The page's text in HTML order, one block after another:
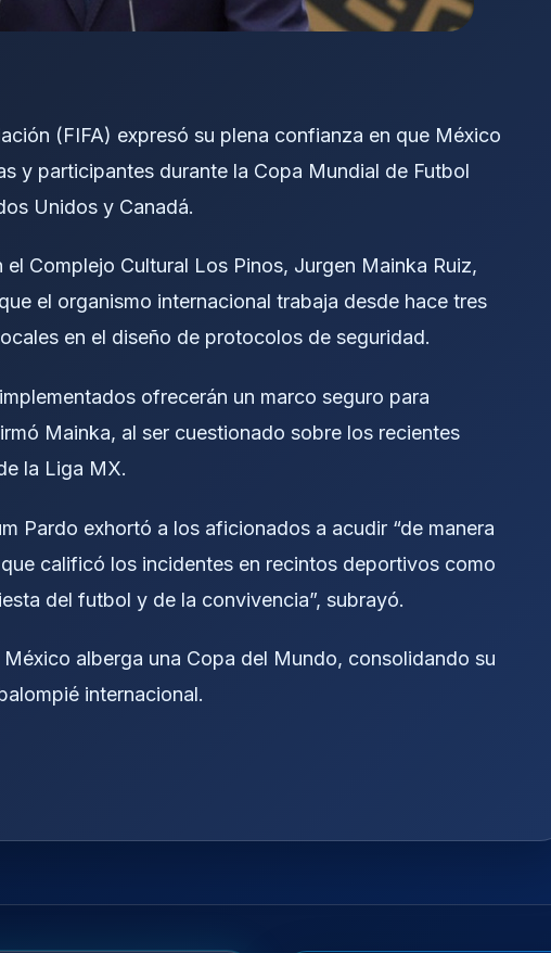
(FIFA) expresó su plena confianza en que México
y participantes durante la Copa Mundial de Futbol
Unidos y Canadá.
Complejo Cultural Los Pinos, Jurgen Mainka Ruiz,
el organismo internacional trabaja desde hace tres
en el diseño de protocolos de seguridad.
ofrecerán un marco seguro para
Mainka, al ser cuestionado sobre los recientes
la Liga MX.
Pardo exhortó a los aficionados a acudir “de manera
calificó los incidentes en recintos deportivos como
del futbol y de la convivencia”, subrayó.
alberga una Copa del Mundo, consolidando su
internacional.